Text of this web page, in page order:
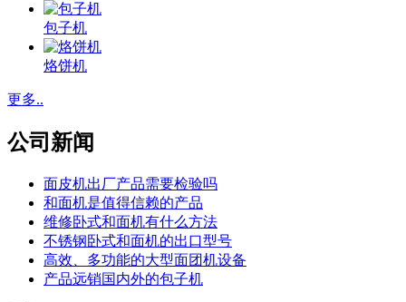
包子机
烙饼机
更多..
公司新闻
面皮机出厂产品需要检验吗
和面机是值得信赖的产品
维修卧式和面机有什么方法
不锈钢卧式和面机的出口型号
高效、多功能的大型面团机设备
产品远销国内外的包子机